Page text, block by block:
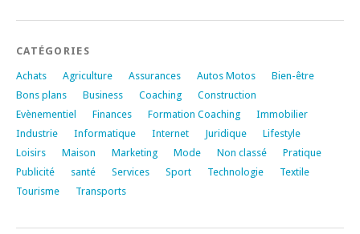
CATÉGORIES
Achats Agriculture Assurances Autos Motos
Bien-être
Bons plans
Business Coaching
Construction
Evènementiel
Finances Formation Coaching
Immobilier
Industrie
Informatique Internet Juridique
Lifestyle
Loisirs
Maison Marketing Mode Non classé
Pratique
Publicité
santé Services Sport Technologie
Textile
Tourisme
Transports